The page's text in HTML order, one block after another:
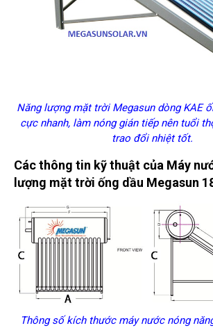
Năng lượng mặt trời Megasun dòng KAE
cực nhanh, làm nóng gián tiếp nên tuổi
trao đổi nhiệt tốt.
Các thông tin kỹ thuật của Máy
lượng mặt trời ống dầu Megasun
Thông số kích thước máy nước nóng